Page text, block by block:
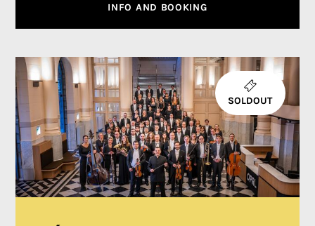
INFO AND BOOKING
SOLDOUT